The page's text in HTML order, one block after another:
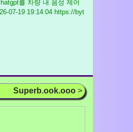
를 차량 내 음성 제어
07-19 19:14:04 https://byt
Superb.ook.ooo >